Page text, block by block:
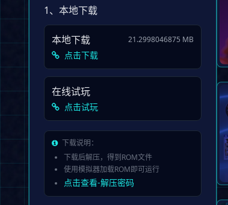
1、本地下载
本地下载 21.2998046875 MB
点击下载
在线试玩
点击试玩
下载说明：
下载后解压，得到ROM文件
使用模拟器加载ROM即可运行
点击查看-解压密码